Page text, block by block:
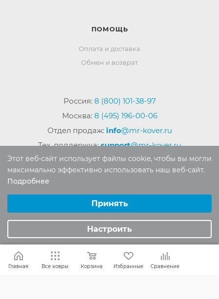
ПОМОЩЬ
Оплата и доставка
Обмен и возврат
Россия: 8 (800) 101-38-97
Москва: 8 (495) 196-00-06
Отдел продаж: info@mr-kover.ru
Тех. поддержка:support@mr-kover.ru
материалов сайта без письменного разрешения
запрещено.
Главная Все ковры Корзина Избранные Сравнение
Этот веб-сайт использует файлы cookie, чтобы вы могли
максимально эффективно использовать наш веб-сайт.
Подробнее
Аналитические/Функциональные
Принять
Настроить